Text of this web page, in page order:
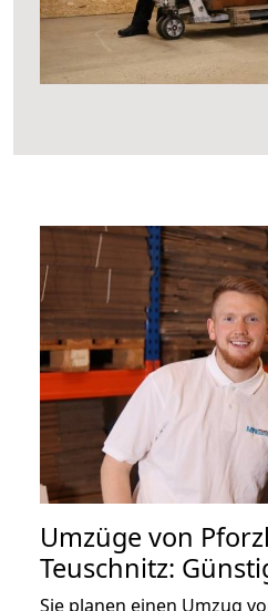
Umzüge von
Teuschnitz:
Sie planen einen Umzug